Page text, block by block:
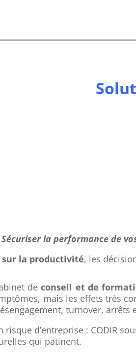
Sécuriser la performance de
sur la productivité, les
de conseil et de
mais les effets très
turnover, arrêts
d’entreprise : CODIR
qui patinent.